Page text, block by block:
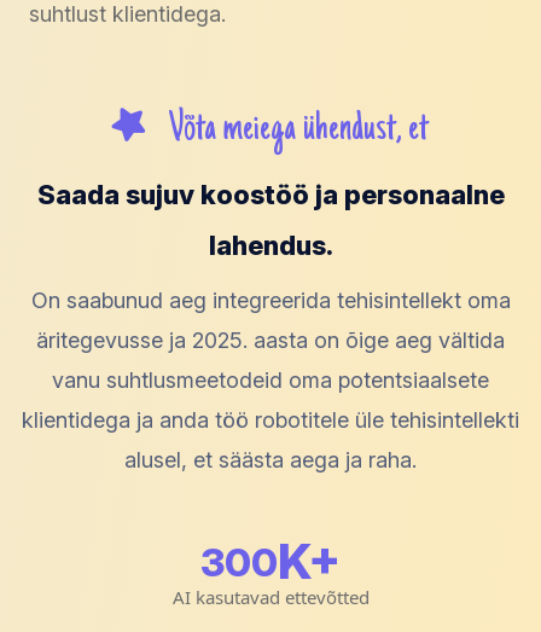
suhtlust klientidega.
Võta meiega ühendust, et
Saada sujuv koostöö ja personaalne
lahendus.
On saabunud aeg integreerida tehisintellekt oma
äritegevusse ja 2025. aasta on õige aeg vältida
vanu suhtlusmeetodeid oma potentsiaalsete
klientidega ja anda töö robotitele üle tehisintellekti
alusel, et säästa aega ja raha.
300K+
AI kasutavad ettevõtted